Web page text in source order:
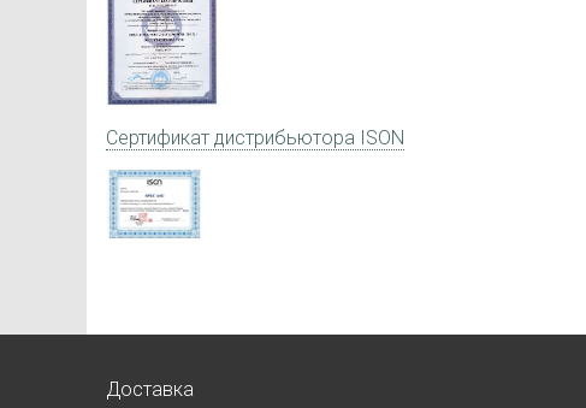
Сертификат дистрибьютора ISON
Доставка